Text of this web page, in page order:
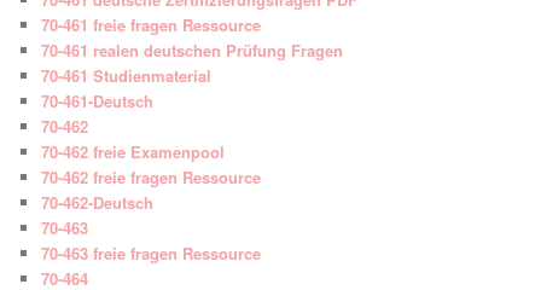
70-461 freie fragen Ressource
70-461 realen deutschen Prüfung Fragen
70-461 Studienmaterial
70-461-Deutsch
70-462
70-462 freie Examenpool
70-462 freie fragen Ressource
70-462-Deutsch
70-463
70-463 freie fragen Ressource
70-464